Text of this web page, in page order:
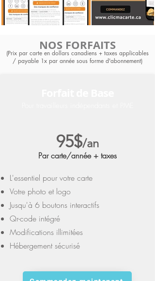
NOS FORFAITS
(Prix par carte en dollars canadiens + taxes applicables
/ payable 1x par année sous forme d'abonnement)
95$/an
Par carte/année + taxes
L'essentiel pour votre carte
Votre photo et logo
Jusqu'à 6 boutons interactifs
Qr-code intégré
Modifications illimitées
Hébergement sécurisé